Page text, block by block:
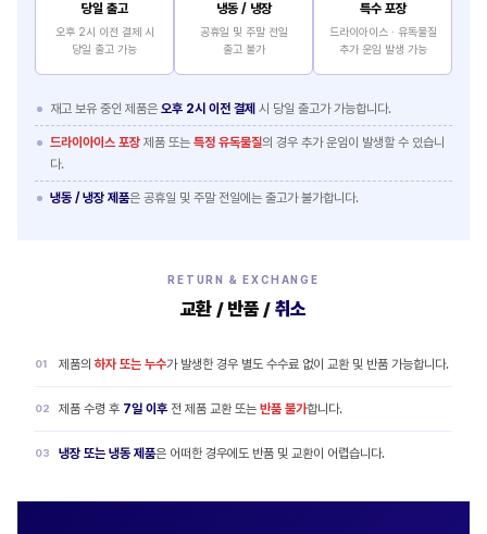
당일 출고
오후 2시 이전 결제 시
당일 출고 가능
냉동 / 냉장
공휴일 및 주말 전일
출고 불가
특수 포장
드라이아이스 · 유독물질
추가 운임 발생 가능
재고 보유 중인 제품은 오후 2시 이전 결제 시 당일 출고가 가능합니다.
드라이아이스 포장 제품 또는 특정 유독물질의 경우 추가 운임이 발생할 수 있습니
다.
냉동 / 냉장 제품은 공휴일 및 주말 전일에는 출고가 불가합니다.
RETURN & EXCHANGE
교환 / 반품 / 취소
제품의 하자 또는 누수가 발생한 경우 별도 수수료 없이 교환 및 반품 가능합니다.
제품 수령 후 7일 이후 전 제품 교환 또는 반품 불가합니다.
냉장 또는 냉동 제품은 어떠한 경우에도 반품 및 교환이 어렵습니다.